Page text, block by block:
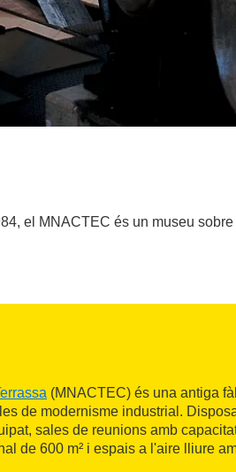
el MNACTEC és un museu
(MNACTEC) és una antiga
de modernisme industrial.
sales de reunions amb
de 600 m² i espais a l'aire lliure